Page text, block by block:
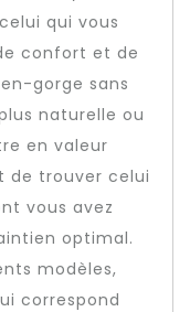
qui vous
confort et de
gorge sans
naturelle ou
en valeur
de trouver celui
vous avez
optimal.
modèles,
correspond